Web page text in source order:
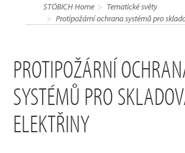
Tematické světy
Kontakt
STÖBICH Home
Tematické světy
Protipožární ochrana systémů pro
PROTIPOŽÁRNÍ
SYSTÉMŮ PRO
ELEKTŘINY